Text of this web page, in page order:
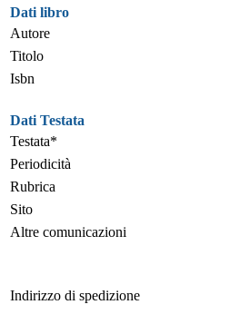
Dati libro
Autore
Titolo
Isbn
Dati Testata
Testata*
Periodicità
Rubrica
Sito
Altre comunicazioni
Indirizzo di spedizione